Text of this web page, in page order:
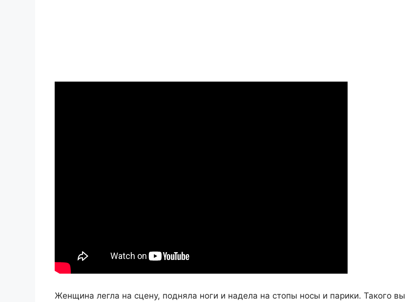
Женщина легла на сцену, подняла ноги и надела на стопы носы и парики. Такого вы